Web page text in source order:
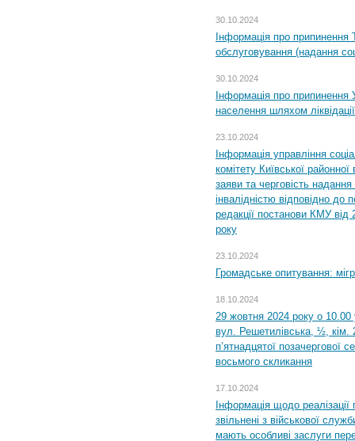
30.10.2024
Інформація про припинення
обслуговування (надання
30.10.2024
Інформація про припинення
населення шляхом ліквідації
23.10.2024
Інформація управління
комітету Київської
заяви та черговість надання
інвалідністю відповідно
редакції постанови КМУ
року
23.10.2024
Громадське опитування:
18.10.2024
29 жовтня 2024 року о 10.00
вул. Решетилівська, ½, кім.
п’ятнадцятої позачергової
восьмого скликання
17.10.2024
Інформація щодо
звільнені з військової
мають особливі заслуги